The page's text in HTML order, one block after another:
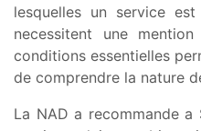
lesquelles un service
necessitent une
conditions essentielles
de comprendre la nature
La NAD a recommande